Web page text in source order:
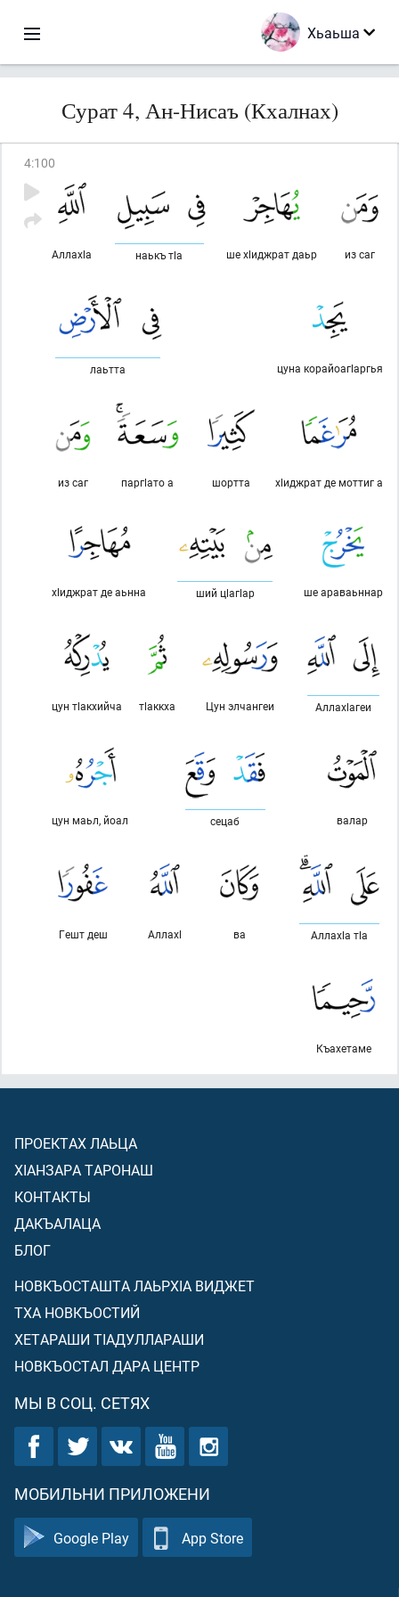
Хьаьша
Сурат 4, Ан-Нисаъ (Кхалнах)
4:100
из саг
ше хlиджрат даьр
наькъ тlа
Аллахlа
цуна корайоагlаргья
лаьтта
хlиджрат де моттиг а
шортта
паргlато а
из саг
ше араваьннар
ший цlагlар
хlиджрат де аьнна
Аллахlагеи
Цун элчангеи
тlаккха
цун тlакхийча
валар
сецаб
цун маьл, йоал
Аллахlа тlа
ва
Аллахl
Гешт деш
Къахетаме
ПРОЕКТАХ ЛАЬЦА
ХIАНЗАРА ТАРОНАШ
КОНТАКТЫ
ДАКЪАЛАЦА
БЛОГ
НОВКЪОСТАШТА ЛАЬРХIА ВИДЖЕТ
ТХА НОВКЪОСТИЙ
ХЕТАРАШИ ТIАДУЛЛАРАШИ
НОВКЪОСТАЛ ДАРА ЦЕНТР
МЫ В СОЦ. СЕТЯХ
МОБИЛЬНИ ПРИЛОЖЕНИ
Google Play App Store